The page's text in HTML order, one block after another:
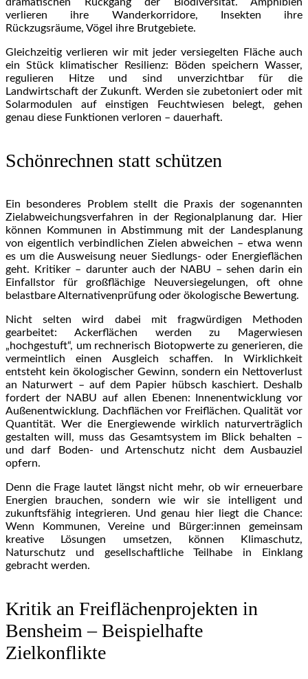
verlieren ihre Wanderkorridore, Insekten ihre
Rückzugsräume, Vögel ihre Brutgebiete.
Gleichzeitig verlieren wir mit jeder versiegelten Fläche auch
ein Stück klimatischer Resilienz: Böden speichern Wasser,
regulieren Hitze und sind unverzichtbar für die
Landwirtschaft der Zukunft. Werden sie zubetoniert oder mit
Solarmodulen auf einstigen Feuchtwiesen belegt, gehen
genau diese Funktionen verloren – dauerhaft.
Schönrechnen statt schützen
Ein besonderes Problem stellt die Praxis der sogenannten
Zielabweichungsverfahren in der Regionalplanung dar. Hier
können Kommunen in Abstimmung mit der Landesplanung
von eigentlich verbindlichen Zielen abweichen – etwa wenn
es um die Ausweisung neuer Siedlungs- oder Energieflächen
geht. Kritiker – darunter auch der NABU – sehen darin ein
Einfallstor für großflächige Neuversiegelungen, oft ohne
belastbare Alternativenprüfung oder ökologische Bewertung.
Nicht selten wird dabei mit fragwürdigen Methoden
gearbeitet: Ackerflächen werden zu Magerwiesen
„hochgestuft“, um rechnerisch Biotopwerte zu generieren, die
vermeintlich einen Ausgleich schaffen. In Wirklichkeit
entsteht kein ökologischer Gewinn, sondern ein Nettoverlust
an Naturwert – auf dem Papier hübsch kaschiert. Deshalb
fordert der NABU auf allen Ebenen: Innenentwicklung vor
Außenentwicklung. Dachflächen vor Freiflächen. Qualität vor
Quantität. Wer die Energiewende wirklich naturverträglich
gestalten will, muss das Gesamtsystem im Blick behalten –
und darf Boden- und Artenschutz nicht dem Ausbauziel
opfern.
Denn die Frage lautet längst nicht mehr, ob wir erneuerbare
Energien brauchen, sondern wie wir sie intelligent und
zukunftsfähig integrieren. Und genau hier liegt die Chance:
Wenn Kommunen, Vereine und Bürger:innen gemeinsam
kreative Lösungen umsetzen, können Klimaschutz,
Naturschutz und gesellschaftliche Teilhabe in Einklang
gebracht werden.
Kritik an Freiflächenprojekten in
Bensheim – Beispielhafte
Zielkonflikte